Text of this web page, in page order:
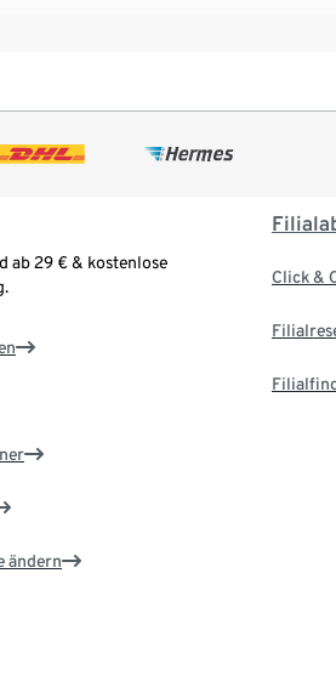
ab 29 € & kostenlose
ändern
Click &